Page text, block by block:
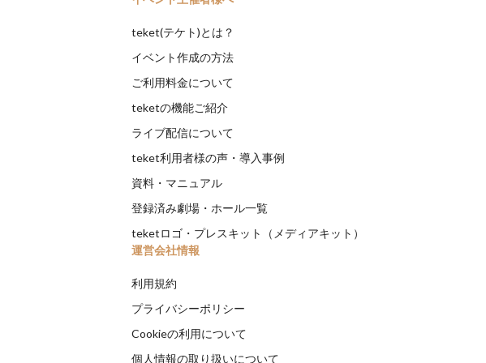
teket(テケト)とは？
イベント作成の方法
ご利用料金について
teketの機能ご紹介
ライブ配信について
teket利用者様の声・導入事例
資料・マニュアル
登録済み劇場・ホール一覧
teketロゴ・プレスキット（メディアキット）
運営会社情報
利用規約
プライバシーポリシー
Cookieの利用について
個人情報の取り扱いについて